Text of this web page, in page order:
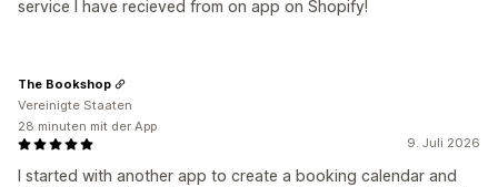
service I have recieved from on app on Shopify!
9. Juli 2026
I started with another app to create a booking calendar and
The Bookshop
Vereinigte Staaten
28 minuten mit der App